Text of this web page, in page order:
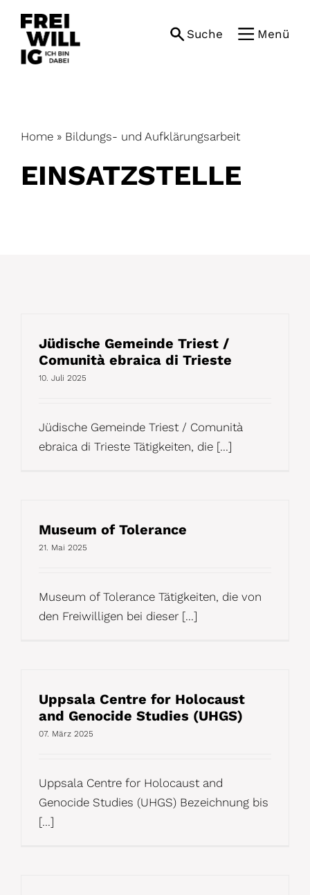
content
Suche Menü
Home » Bildungs- und Aufklärungsarbeit
EINSATZ­STELLE
Jüdische Gemeinde Triest /
Comunità ebraica di Trieste
10. Juli 2025
Jüdische Gemeinde Triest / Comunità
ebraica di Trieste Tätigkeiten, die [...]
Museum of Tolerance
21. Mai 2025
Museum of Tolerance Tätigkeiten, die von
den Freiwilligen bei dieser [...]
Uppsala Centre for Holocaust
and Genocide Studies (UHGS)
07. März 2025
Uppsala Centre for Holocaust and
Genocide Studies (UHGS) Bezeichnung bis
[...]